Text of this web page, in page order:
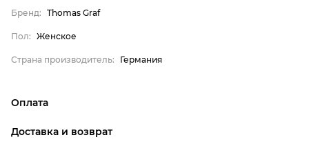
Бренд: Thomas Graf
Пол: Женское
Страна производитель: Германия
Оплата
магазина
Доставка и возврат